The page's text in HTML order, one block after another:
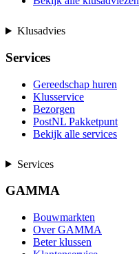
Klusadvies
Services
Gereedschap huren
Klusservice
Bezorgen
PostNL Pakketpunt
Bekijk alle services
Services
GAMMA
Bouwmarkten
Over GAMMA
Beter klussen